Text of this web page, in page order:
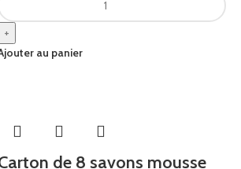
+
au panier
de 8 savons mousse